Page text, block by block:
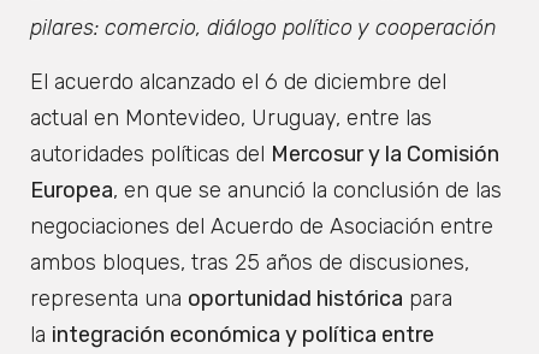
pilares: comercio, diálogo político y cooperación
El acuerdo alcanzado el 6 de diciembre del
actual en Montevideo, Uruguay, entre las
autoridades políticas del Mercosur y la Comisión
Europea, en que se anunció la conclusión de las
negociaciones del Acuerdo de Asociación entre
ambos bloques, tras 25 años de discusiones,
representa una oportunidad histórica para
la integración económica y política entre